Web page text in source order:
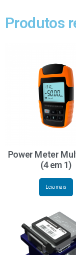
Produtos
Power Meter
(4 em 1)
Leia mais